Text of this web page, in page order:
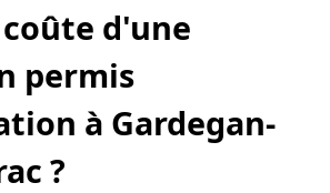
d'une
permis
à Gardegan-
?